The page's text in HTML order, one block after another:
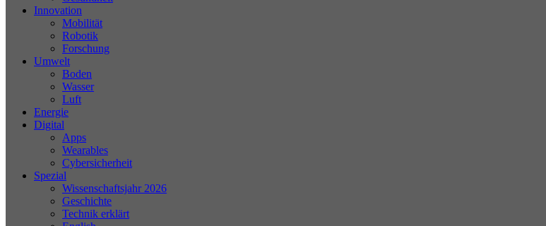
Innovation
Mobilität
Robotik
Forschung
Umwelt
Boden
Wasser
Luft
Energie
Digital
Apps
Wearables
Cybersicherheit
Spezial
Wissenschaftsjahr 2026
Geschichte
Technik erklärt